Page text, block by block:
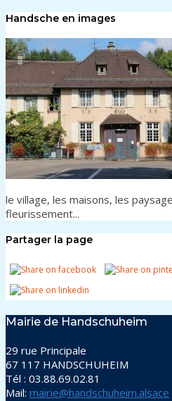
Handsche en images
le village, les maisons, les
fleurissement...
Partager la page
Mairie de Handschuheim
29 rue Principale
67 117 HANDSCHUHEIM
Tél : 03.88.69.02.81
Mail: mairie@handschuheim.alsace